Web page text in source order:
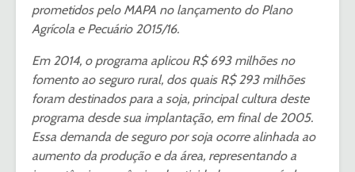
prometidos pelo MAPA no lançamento do Plano
Agrícola e Pecuário 2015/16.
Em 2014, o programa aplicou R$ 693 milhões no
fomento ao seguro rural, dos quais R$ 293 milhões
foram destinados para a soja, principal cultura deste
programa desde sua implantação, em final de 2005.
Essa demanda de seguro por soja ocorre alinhada ao
aumento da produção e da área, representando a